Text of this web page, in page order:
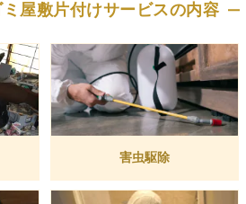
屋敷片付けサービスの内容
害虫駆除